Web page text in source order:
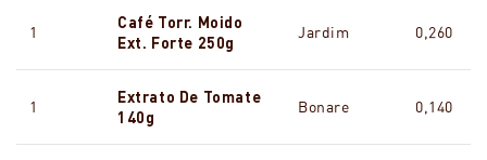
1
Café Torr. Moido
Ext. Forte 250g
Jardim 0,260
1
Extrato De Tomate
140g
Bonare 0,140